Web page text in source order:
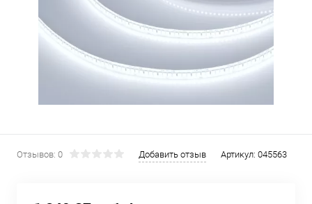
Отзывов: 0 Добавить отзыв Артикул: 045563